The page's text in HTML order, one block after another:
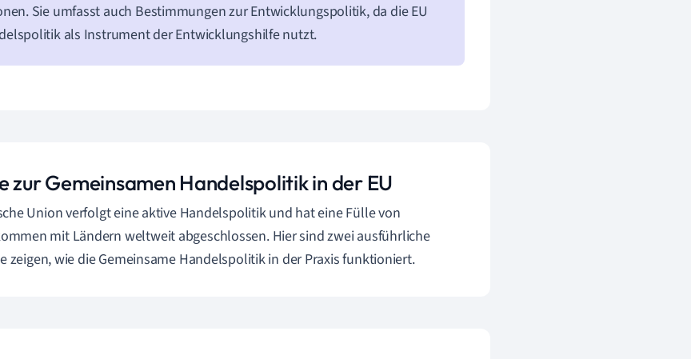
Sie umfasst auch Bestimmungen zur Entwicklungspolitik, da die EU
als Instrument der Entwicklungshilfe nutzt.
zur Gemeinsamen Handelspolitik in der EU
Union verfolgt eine aktive Handelspolitik und hat eine Fülle von
mit Ländern weltweit abgeschlossen. Hier sind zwei ausführliche
zeigen, wie die Gemeinsame Handelspolitik in der Praxis funktioniert.